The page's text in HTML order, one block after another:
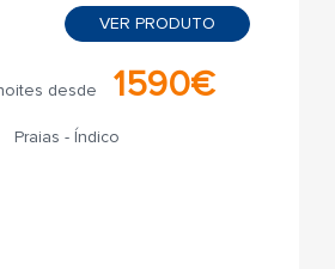
VER PRODUTO
desde 1590€
Praias - Índico